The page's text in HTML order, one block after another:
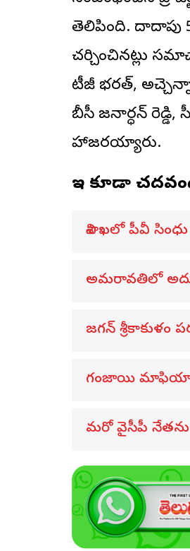
తెలిపింది. దాదాపు
చర్చించినట్లు
టీజీ భరత్,
బీసీ జనార్ధన్
హాజరయ్యారు.
ఇవి కూడా
విశాఖలో పీవీ
అమరావతిలో
జగన్ శ్రీకాకుళం
గంజాయి మాఫియా
మరో వైసీపీ